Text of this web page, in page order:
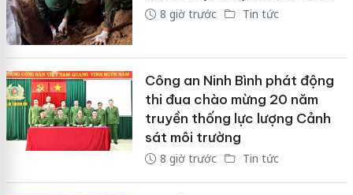
8 giờ trước Tin tức
Công an Ninh Bình phát động
thi đua chào mừng 20 năm
truyền thống lực lượng Cảnh
sát môi trường
8 giờ trước Tin tức